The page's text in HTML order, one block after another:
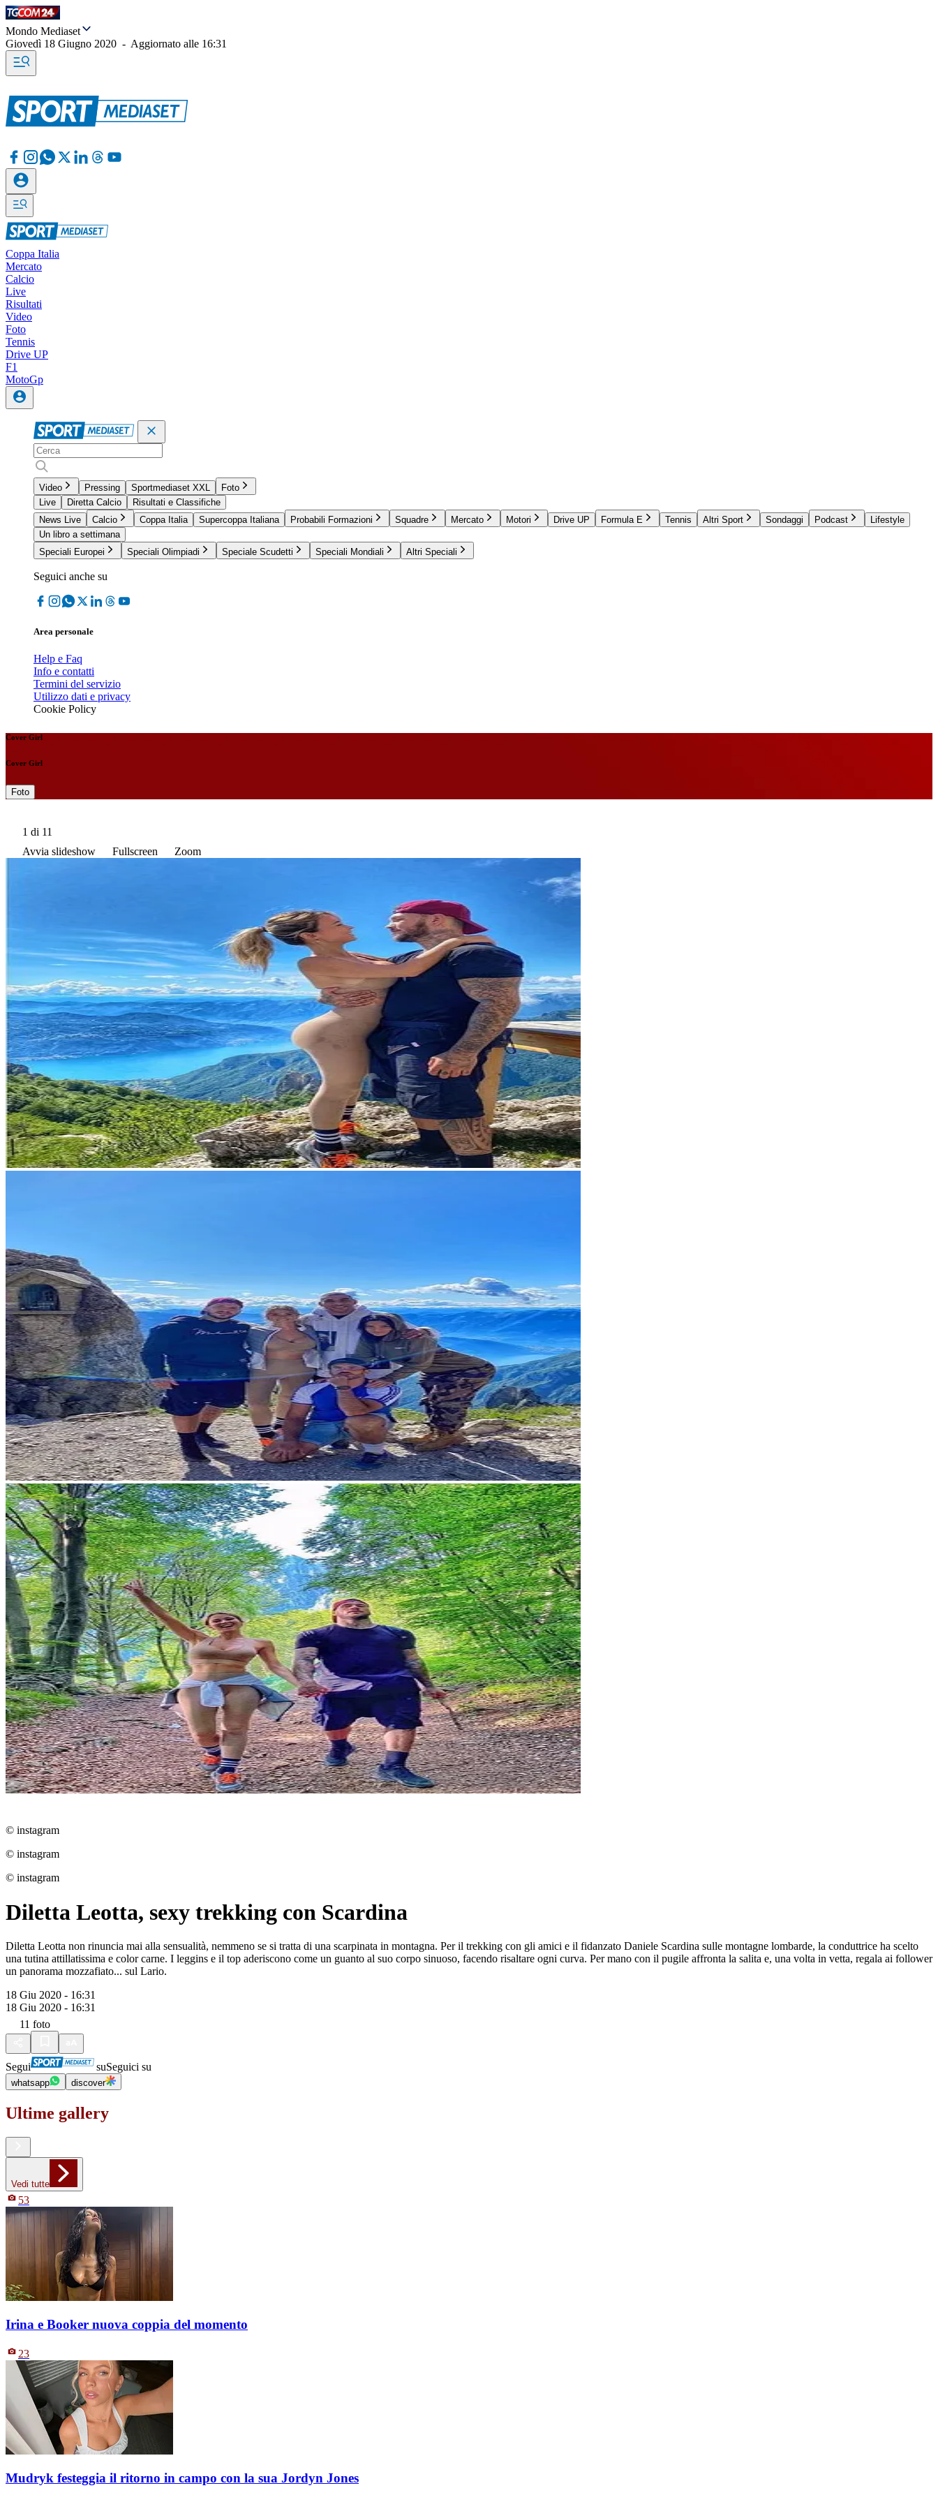
Mondo Mediaset
Giovedì 18 Giugno 2020 - Aggiornato alle 16:31
Coppa Italia
Mercato
Calcio
Live
Risultati
Video
Foto
Tennis
Drive UP
F1
MotoGp
Video Pressing Sportmediaset XXL
Foto
Live
Diretta Calcio
Risultati e Classifiche
News Live
Calcio Coppa Italia Supercoppa Italiana Probabili Formazioni Squadre Mercato Motori Drive UP Formula E Tennis Altri Sport Sondaggi Podcast
Lifestyle
Un libro a settimana
Speciali Europei
Speciali Olimpiadi Speciale Scudetti Speciali Mondiali Altri Speciali
Seguici anche su
Area personale
Help e Faq
Info e contatti
Termini del servizio
Utilizzo dati e privacy
Cookie Policy
Cover Girl
Cover Girl
Foto
1 di 11
Avvia slideshow
Fullscreen Zoom
© instagram
© instagram
© instagram
Diletta Leotta, sexy trekking con Scardina
Diletta Leotta non rinuncia mai alla sensualità, nemmeno se si tratta di una scarpinata in montagna. Per il trekking con gli amici e il fidanzato Daniele Scardina sulle montagne lombarde, la conduttrice ha scelto
una tutina attillatissima e color carne. I leggins e il top aderiscono come un guanto al suo corpo sinuoso, facendo risaltare ogni curva. Per mano con il pugile affronta la salita e, una volta in vetta, regala ai follower
un panorama mozzafiato... sul Lario.
18 Giu 2020 - 16:31
18 Giu 2020 - 16:31
11 foto
Segui suSeguici su
whatsapp discover
Ultime gallery
Vedi tutte
53
Irina e Booker nuova coppia del momento
23
Mudryk festeggia il ritorno in campo con la sua Jordyn Jones